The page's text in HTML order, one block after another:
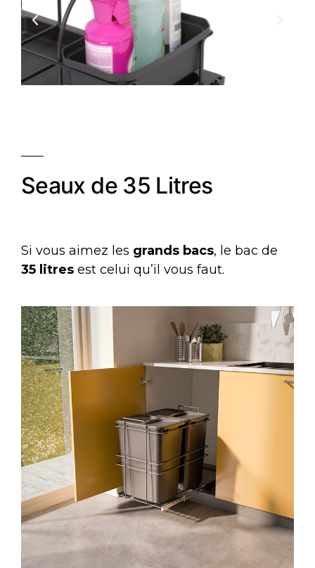
Seaux de 35 Litres
Si vous aimez les grands bacs, le bac de
35 litres est celui qu’il vous faut.